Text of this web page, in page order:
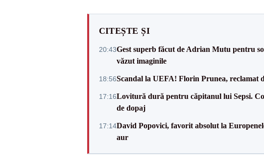
CITEȘTE ȘI
20:43Gest superb făcut de Adrian Mutu pentru
văzut imaginile
18:56Scandal la UEFA! Florin Prunea, reclamat
17:16Lovitură dură pentru căpitanul lui Sepsi.
de dopaj
17:14David Popovici, favorit absolut la
aur